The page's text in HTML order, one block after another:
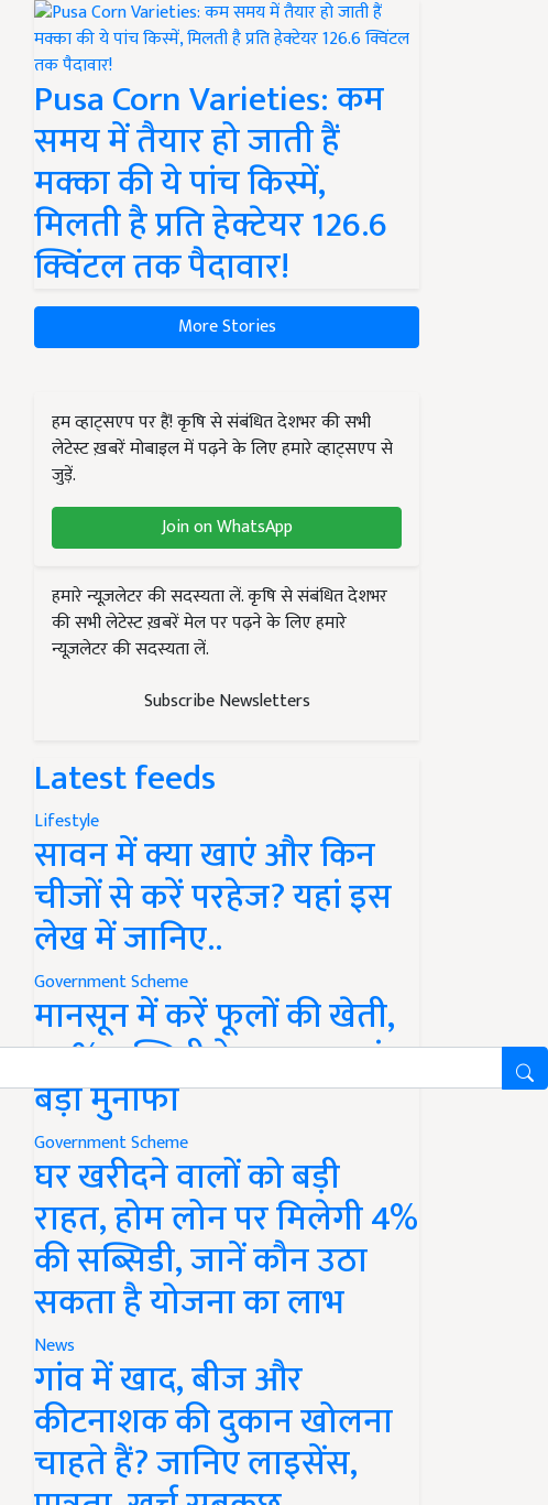
Pusa Corn Varieties: कम
समय में तैयार हो जाती हैं
मक्का की ये पांच किस्में,
मिलती है प्रति हेक्टेयर 126.6
क्विंटल तक पैदावार!
More Stories
हम व्हाट्सएप पर हैं! कृषि से संबंधित देशभर की सभी
लेटेस्ट ख़बरें मोबाइल में पढ़ने के लिए हमारे व्हाट्सएप से
जुड़ें.
Join on WhatsApp
हमारे न्यूज़लेटर की सदस्यता लें. कृषि से संबंधित देशभर
की सभी लेटेस्ट ख़बरें मेल पर पढ़ने के लिए हमारे
न्यूज़लेटर की सदस्यता लें.
Subscribe Newsletters
Latest feeds
Lifestyle
सावन में क्या खाएं और किन
चीजों से करें परहेज? यहां इस
लेख में जानिए..
Government Scheme
मानसून में करें फूलों की खेती,
50% सब्सिडी के साथ कमाएं
बड़ा मुनाफा
Government Scheme
घर खरीदने वालों को बड़ी
राहत, होम लोन पर मिलेगी 4%
की सब्सिडी, जानें कौन उठा
सकता है योजना का लाभ
News
गांव में खाद, बीज और
कीटनाशक की दुकान खोलना
चाहते हैं? जानिए लाइसेंस,